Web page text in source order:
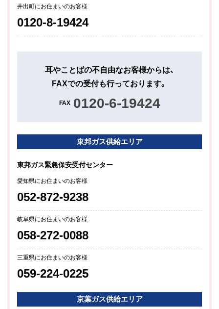
井出町にお住まいのお客様
0120-8-19424
耳やことばの不自由なお客様からは、
FAXでの受付も行っております。
FAX 0120-6-19424
東邦ガス供給エリア
東邦ガス緊急保安受付センター
愛知県にお住まいのお客様
052-872-9238
岐阜県にお住まいのお客様
058-272-0088
三重県にお住まいのお客様
059-224-0225
京葉ガス供給エリア